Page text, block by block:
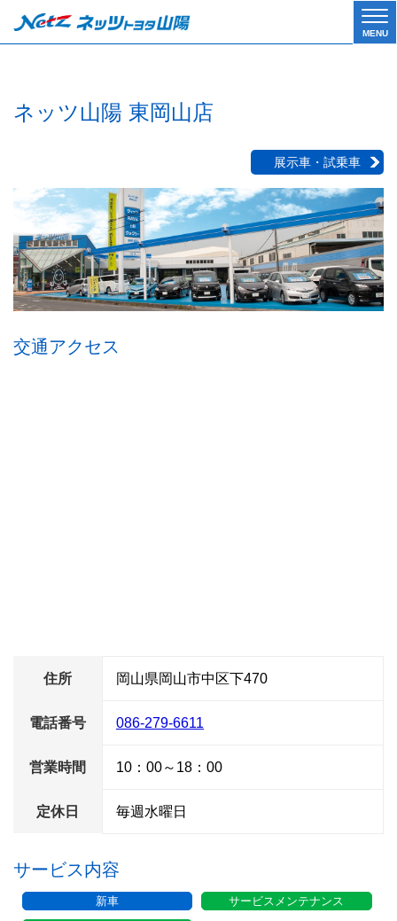
Tog
gle
MENU
ネッツ山陽 東岡山店
展示車・試乗車
交通アクセス
住所 岡山県岡山市中区下470
電話番号 086-279-6611
営業時間 10：00～18：00
定休日 毎週水曜日
サービス内容
新車 サービスメンテナンス